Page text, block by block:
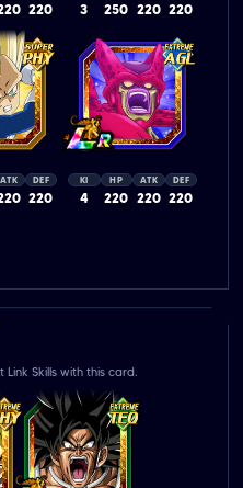
220 3 250 220 220
ATK DEF
220
KI
4
HP
220
ATK
220
DEF
220
Skills with this card.